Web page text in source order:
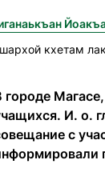
городе
И. о.
с